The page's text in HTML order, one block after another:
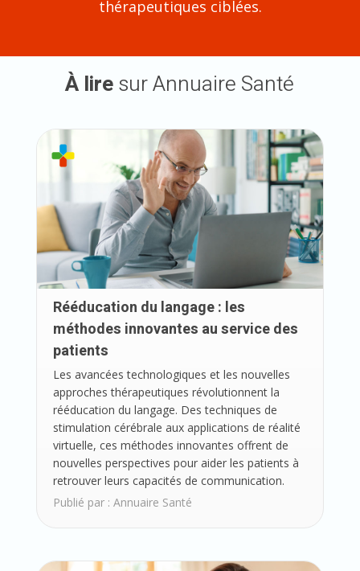
thérapeutiques ciblées.
À liresur Annuaire Santé
Rééducation du langage : les
méthodes innovantes au service des
patients
Les avancées technologiques et les nouvelles
approches thérapeutiques révolutionnent la
rééducation du langage. Des techniques de
stimulation cérébrale aux applications de réalité
virtuelle, ces méthodes innovantes offrent de
nouvelles perspectives pour aider les patients à
retrouver leurs capacités de communication.
Publié par : Annuaire Santé